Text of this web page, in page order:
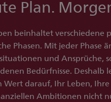
Plan.
beinhaltet verschiedene
Phasen. Mit jeder Phase
und Ansprüche,
Bedürfnisse. Deshalb
Wert darauf, Ihr Leben,
Ambitionen nicht